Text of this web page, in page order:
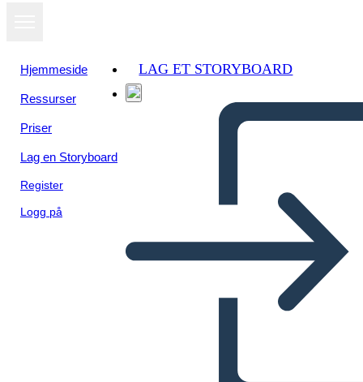
Hjemmeside
Ressurser
Priser
Lag en Storyboard
Register
Logg på
LAG ET STORYBOARD